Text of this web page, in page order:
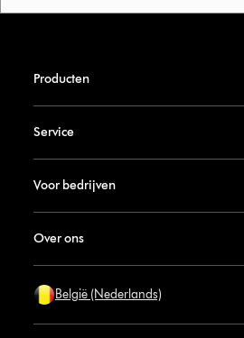
Producten
Service
Voor bedrijven
Over ons
België (Nederlands)